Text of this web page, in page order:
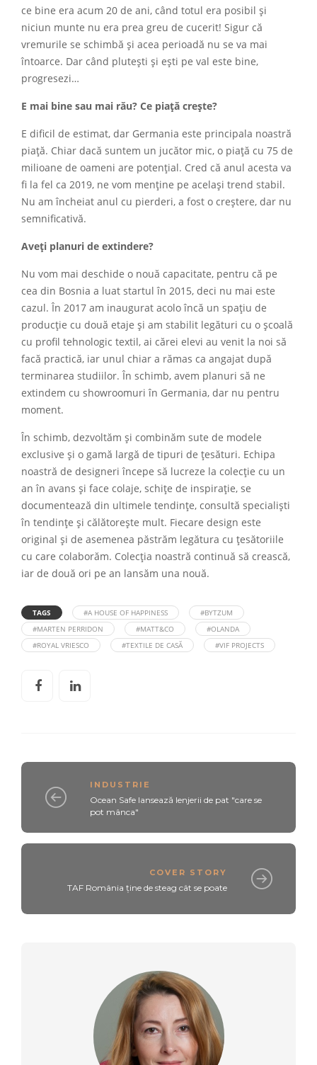
ce bine era acum 20 de ani, când totul era posibil și
niciun munte nu era prea greu de cucerit! Sigur că
vremurile se schimbă și acea perioadă nu se va mai
întoarce. Dar când plutești și ești pe val este bine,
progresezi…
E mai bine sau mai rău? Ce piață crește?
E dificil de estimat, dar Germania este principala noastră
piață. Chiar dacă suntem un jucător mic, o piață cu 75 de
milioane de oameni are potențial. Cred că anul acesta va
fi la fel ca 2019, ne vom menține pe același trend stabil.
Nu am încheiat anul cu pierderi, a fost o creștere, dar nu
semnificativă.
Aveți planuri de extindere?
Nu vom mai deschide o nouă capacitate, pentru că pe
cea din Bosnia a luat startul în 2015, deci nu mai este
cazul. În 2017 am inaugurat acolo încă un spațiu de
producție cu două etaje și am stabilit legături cu o școală
cu profil tehnologic textil, ai cărei elevi au venit la noi să
facă practică, iar unul chiar a rămas ca angajat după
terminarea studiilor. În schimb, avem planuri să ne
extindem cu showroomuri în Germania, dar nu pentru
moment.
În schimb, dezvoltăm și combinăm sute de modele
exclusive și o gamă largă de tipuri de țesături. Echipa
noastră de designeri începe să lucreze la colecție cu un
an în avans și face colaje, schițe de inspirație, se
documentează din ultimele tendințe, consultă specialiști
în tendințe și călătorește mult. Fiecare design este
original și de asemenea păstrăm legătura cu țesătoriile
cu care colaborăm. Colecția noastră continuă să crească,
iar de două ori pe an lansăm una nouă.
TAGS #A HOUSE OF HAPPINESS
#BYTZUM
#MARTEN PERRIDON
#MATT&CO
#OLANDA
#ROYAL VRIESCO
#TEXTILE DE CASĂ #VIF PROJECTS
INDUSTRIE
Ocean Safe lansează lenjerii de pat "care se
pot mânca"
COVER STORY
TAF România ține de steag cât se poate